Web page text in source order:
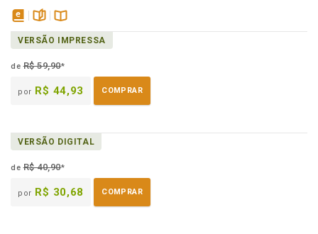
disponível
em
páginasDisponível
na
VERSÃO IMPRESSA
deR$ 59,90*
por R$ 44,93 COMPRAR
VERSÃO DIGITAL
deR$ 40,90*
por R$ 30,68 COMPRAR